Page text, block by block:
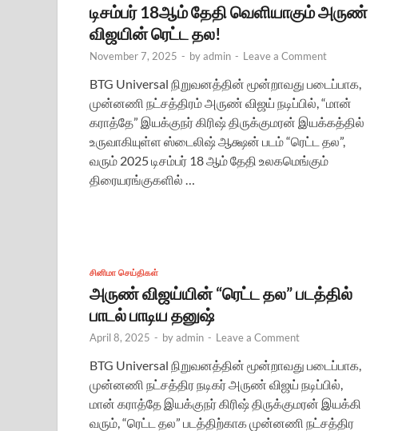
டிசம்பர் 18ஆம் தேதி வெளியாகும் அருண்
விஜயின் ரெட்ட தல!
November 7, 2025 - byadmin - Leave a Comment
BTG Universal நிறுவனத்தின் மூன்றாவது படைப்பாக,
முன்னணி நட்சத்திரம் அருண் விஜய் நடிப்பில், “மான்
கராத்தே” இயக்குநர் கிரிஷ் திருக்குமரன் இயக்கத்தில்
உருவாகியுள்ள ஸ்டைலிஷ் ஆக்ஷன் படம் “ரெட்ட தல”,
வரும் 2025 டிசம்பர் 18 ஆம் தேதி உலகமெங்கும்
திரையரங்குகளில் …
சினிமா செய்திகள்
அருண் விஜய்யின் “ரெட்ட தல” படத்தில்
பாடல் பாடிய தனுஷ்
April 8, 2025 - byadmin - Leave a Comment
BTG Universal நிறுவனத்தின் மூன்றாவது படைப்பாக,
முன்னணி நட்சத்திர நடிகர் அருண் விஜய் நடிப்பில்,
மான் கராத்தே இயக்குநர் கிரிஷ் திருக்குமரன் இயக்கி
வரும், “ரெட்ட தல” படத்திற்காக முன்னணி நட்சத்திர